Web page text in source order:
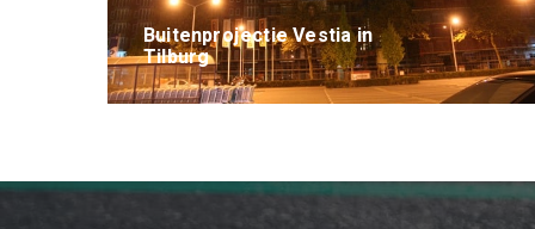
Buitenprojectie Vestia in
Tilburg